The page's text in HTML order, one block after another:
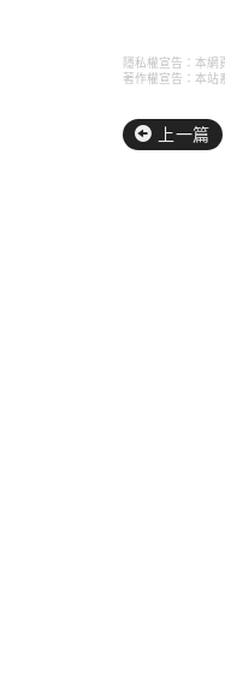
隱私權宣告：本
著作權宣告：本站
上一篇